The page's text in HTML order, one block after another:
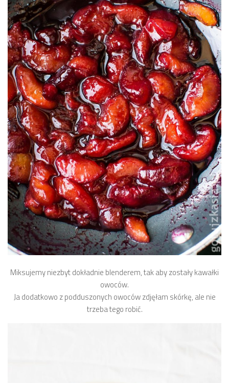
Miksujemy niezbyt dokładnie blenderem, tak aby zostały kawałki
owoców.
Ja dodatkowo z podduszonych owoców zdjęłam skórkę, ale nie
trzeba tego robić.